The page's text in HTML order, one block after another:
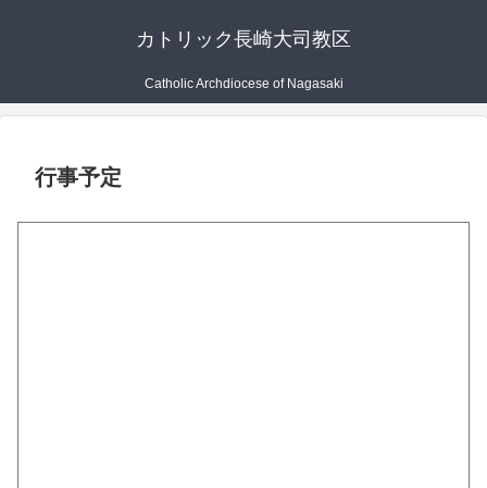
カトリック長崎大司教区
Catholic Archdiocese of Nagasaki
行事予定